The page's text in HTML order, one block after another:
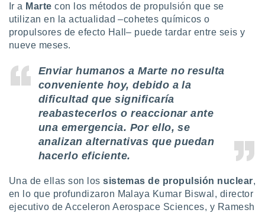
sitio
que
sean
ni para
aunque
no
Ir a Marte con los métodos de propulsión que se
utilizan en la actualidad –cohetes químicos o
propulsores de efecto Hall– puede tardar entre seis y
nueve meses.
Enviar humanos a Marte no resulta
conveniente hoy, debido a la
dificultad que significaría
reabastecerlos o reaccionar ante
una emergencia. Por ello, se
analizan alternativas que puedan
hacerlo eficiente.
Una de ellas son lossistemas de propulsión nuclear,
en lo que profundizaron Malaya Kumar Biswal, director
ejecutivo de Acceleron Aerospace Sciences, y Ramesh